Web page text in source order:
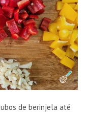
de berinjela até